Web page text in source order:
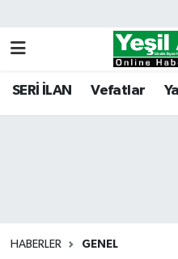
SERİ İLAN Vefatlar
HABERLER GENEL
Kahramanmaraş